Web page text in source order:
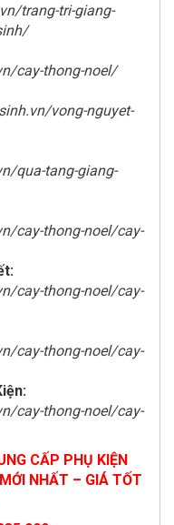
trang-tri-giang-
cay-thong-noel/
vong-nguyet-
qua-tang-giang-
cay-thong-noel/cay-
cay-thong-noel/cay-
cay-thong-noel/cay-
cay-thong-noel/cay-
CẤP PHỤ KIỆN
NHẤT – GIÁ TỐT